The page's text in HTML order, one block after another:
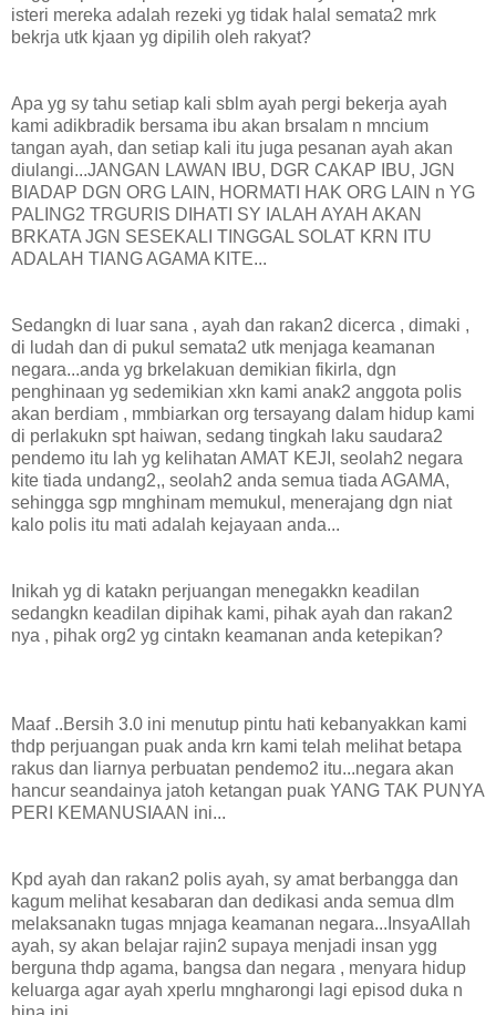
isteri mereka adalah rezeki yg tidak halal semata2 mrk
bekrja utk kjaan yg dipilih oleh rakyat?
Apa yg sy tahu setiap kali sblm ayah pergi bekerja ayah
kami adikbradik bersama ibu akan brsalam n mncium
tangan ayah, dan setiap kali itu juga pesanan ayah akan
diulangi...JANGAN LAWAN IBU, DGR CAKAP IBU, JGN
BIADAP DGN ORG LAIN, HORMATI HAK ORG LAIN n YG
PALING2 TRGURIS DIHATI SY IALAH AYAH AKAN
BRKATA JGN SESEKALI TINGGAL SOLAT KRN ITU
ADALAH TIANG AGAMA KITE...
Sedangkn di luar sana , ayah dan rakan2 dicerca , dimaki ,
di ludah dan di pukul semata2 utk menjaga keamanan
negara...anda yg brkelakuan demikian fikirla, dgn
penghinaan yg sedemikian xkn kami anak2 anggota polis
akan berdiam , mmbiarkan org tersayang dalam hidup kami
di perlakukn spt haiwan, sedang tingkah laku saudara2
pendemo itu lah yg kelihatan AMAT KEJI, seolah2 negara
kite tiada undang2,, seolah2 anda semua tiada AGAMA,
sehingga sgp mnghinam memukul, menerajang dgn niat
kalo polis itu mati adalah kejayaan anda...
Inikah yg di katakn perjuangan menegakkn keadilan
sedangkn keadilan dipihak kami, pihak ayah dan rakan2
nya , pihak org2 yg cintakn keamanan anda ketepikan?
Maaf ..Bersih 3.0 ini menutup pintu hati kebanyakkan kami
thdp perjuangan puak anda krn kami telah melihat betapa
rakus dan liarnya perbuatan pendemo2 itu...negara akan
hancur seandainya jatoh ketangan puak YANG TAK PUNYA
PERI KEMANUSIAAN ini...
Kpd ayah dan rakan2 polis ayah, sy amat berbangga dan
kagum melihat kesabaran dan dedikasi anda semua dlm
melaksanakn tugas mnjaga keamanan negara...InsyaAllah
ayah, sy akan belajar rajin2 supaya menjadi insan ygg
berguna thdp agama, bangsa dan negara , menyara hidup
keluarga agar ayah xperlu mngharongi lagi episod duka n